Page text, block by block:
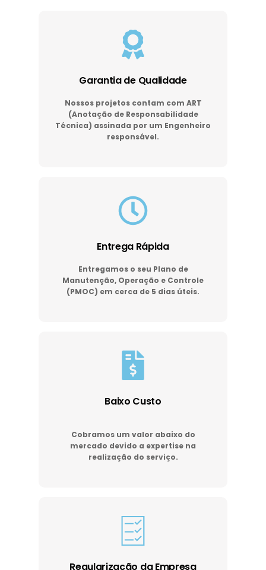
Garantia de Qualidade
Nossos projetos contam com ART
(Anotação de Responsabilidade
Técnica) assinada por um Engenheiro
responsável.
Entrega Rápida
Entregamos o seu Plano de
Manutenção, Operação e Controle
(PMOC) em cerca de 5 dias úteis.
Baixo Custo
Cobramos um valor abaixo do
mercado devido a expertise na
realização do serviço.
Regularização da Empresa